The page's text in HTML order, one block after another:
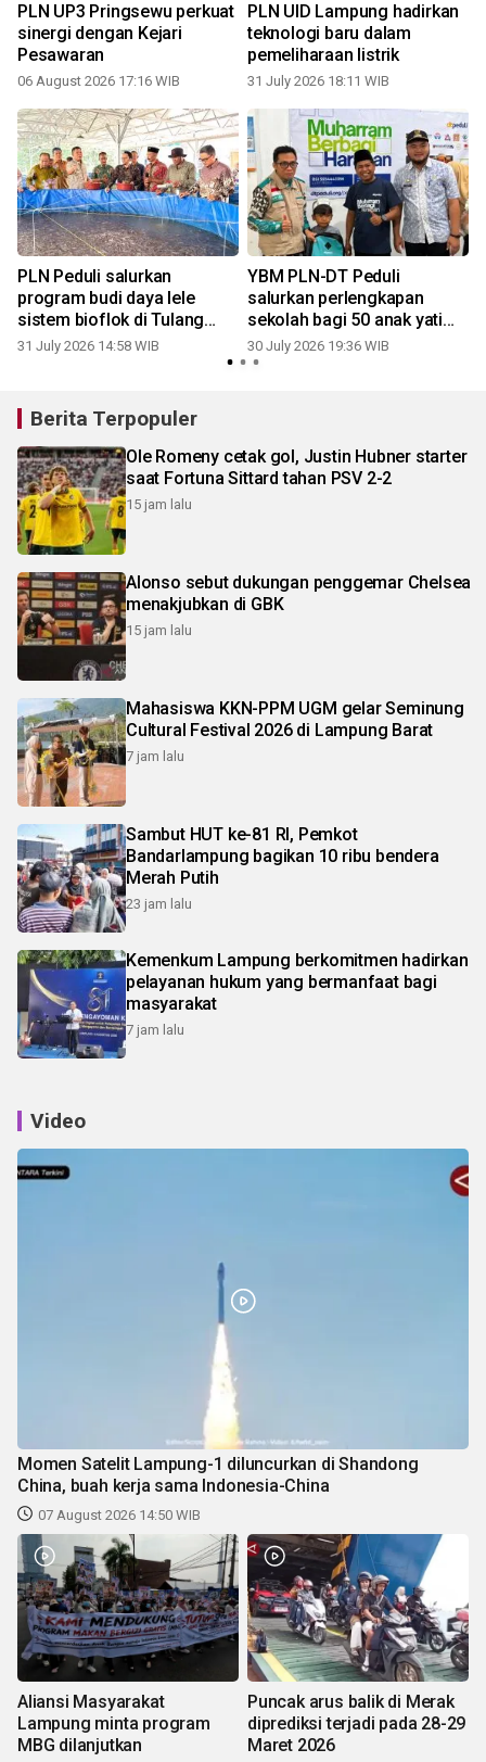
PLN UP3 Pringsewu perkuat
sinergi dengan Kejari
Pesawaran
06 August 2026 17:16 WIB
PLN UID Lampung hadirkan
teknologi baru dalam
pemeliharaan listrik
31 July 2026 18:11 WIB
PLN Peduli salurkan
program budi daya lele
sistem bioflok di Tulang
Bawang Barat
31 July 2026 14:58 WIB
YBM PLN-DT Peduli
salurkan perlengkapan
sekolah bagi 50 anak yatim
di Metro
30 July 2026 19:36 WIB
Berita Terpopuler
Ole Romeny cetak gol, Justin Hubner starter
saat Fortuna Sittard tahan PSV 2-2
15 jam lalu
Alonso sebut dukungan penggemar Chelsea
menakjubkan di GBK
15 jam lalu
Mahasiswa KKN-PPM UGM gelar Seminung
Cultural Festival 2026 di Lampung Barat
7 jam lalu
Sambut HUT ke-81 RI, Pemkot
Bandarlampung bagikan 10 ribu bendera
Merah Putih
23 jam lalu
Kemenkum Lampung berkomitmen hadirkan
pelayanan hukum yang bermanfaat bagi
masyarakat
7 jam lalu
Video
Momen Satelit Lampung-1 diluncurkan di Shandong
China, buah kerja sama Indonesia-China
07 August 2026 14:50 WIB
Aliansi Masyarakat
Lampung minta program
MBG dilanjutkan
Puncak arus balik di Merak
diprediksi terjadi pada 28-29
Maret 2026